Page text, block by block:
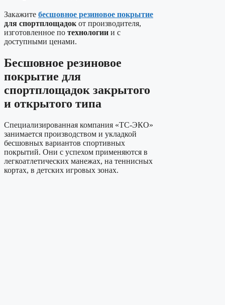
Закажите бесшовное резиновое покрытие
для спортплощадок от производителя,
изготовленное по технологии и с
доступными ценами.
Бесшовное резиновое
покрытие для
спортплощадок закрытого
и открытого типа
Специализированная компания «ТС-ЭКО»
занимается производством и укладкой
бесшовных вариантов спортивных
покрытий. Они с успехом применяются в
легкоатлетических манежах, на теннисных
кортах, в детских игровых зонах.